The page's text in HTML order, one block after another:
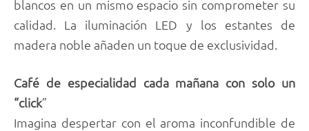
blancos en un mismo espacio sin comprometer su
calidad. La iluminación LED y los estantes de
madera noble añaden un toque de exclusividad.
Café de especialidad cada mañana con solo un
“click”
Imagina despertar con el aroma inconfundible de